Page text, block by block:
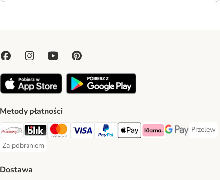
Metody płatności
Przelewy24 Payment Method
Blik Payment Method
MasterCard Payment Method
Visa Payment Method
PayPal Payment Method
Apple Pay Payment Method
Klarna Payment Method
Google Pay
Przelew
Przelew
Za pobraniem
Za pobraniem Payment Method
Dostawa